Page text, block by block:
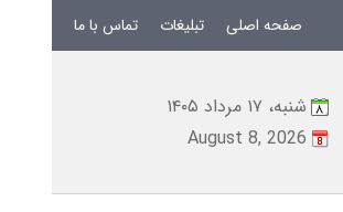
صفحه اصلی تبلیغات تماس با ما
شنبه، ۱۷ مرداد ۱۴۰۵
August 8, 2026